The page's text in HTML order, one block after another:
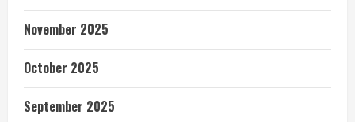
November 2025
October 2025
September 2025